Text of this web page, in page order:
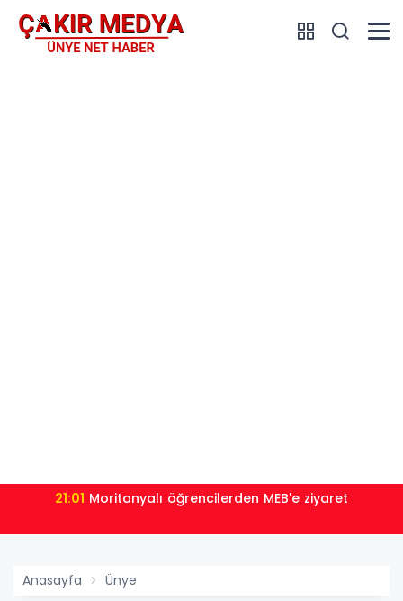
21:01 Moritanyalı öğrencilerden MEB'e ziyaret
Anasayfa Ünye